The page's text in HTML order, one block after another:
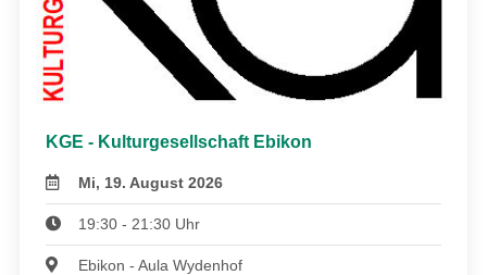
KGE - Kulturgesellschaft Ebikon
Mi, 19. August 2026
19:30 - 21:30 Uhr
Ebikon - Aula Wydenhof